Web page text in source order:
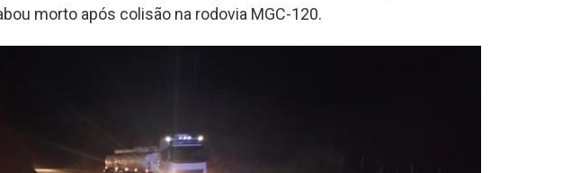
morto após colisão na rodovia MGC-120.